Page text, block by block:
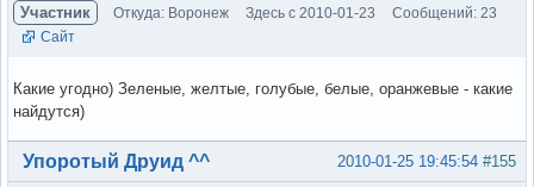
Участник Откуда: Воронеж Здесь с 2010-01-23
Сообщений: 23
Сайт
Какие угодно) Зеленые, желтые, голубые, белые, оранжевые - какие
найдутся)
Вне форума #155
2010-01-25 19:45:54
Упоротый Друид ^^